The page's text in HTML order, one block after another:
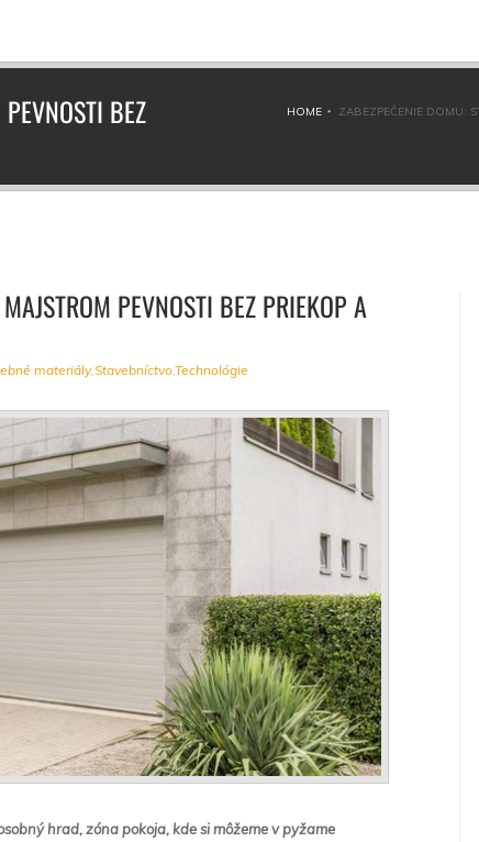
BEZ HOME ZABEZPEČENIE DOMU:
PEVNOSTI BEZ PRIEKOP A
materiály,Stavebníctvo,Technológie
hrad, zóna pokoja, kde si môžeme v pyžame